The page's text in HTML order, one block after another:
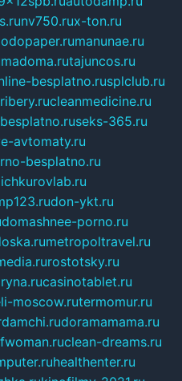
nv750.rux-ton.ru
manunae.ru
madoma.rutajuncos.ru
besplatno.rusplclub.ru
ribery.rucleanmedicine.ru
seks-365.ru
avtomaty.ru
besplatno.ru
don-ykt.ru
domashnee-porno.ru
metropoltravel.ru
rostotsky.ru
casinotablet.ru
moscow.rutermomur.ru
doramamama.ru
clean-dreams.ru
healthenter.ru